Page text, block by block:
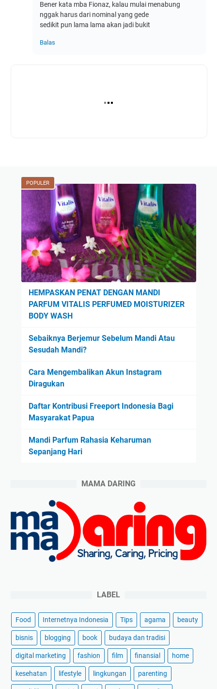
Bener kata mba Fionaz, kalau mulai menabung
nggak harus dari nominal yang gede
sedikit pun lama lama akan jadi bukit
Balas
POPULER
HEMPASKAN PENAT DENGAN MANDI
PARFUM VITALIS PERFUMED MOISTURIZER
BODY WASH
Sebaiknya Berjemur Sebelum Mandi Atau
Sesudah Mandi?
Cara Mengembalikan Akun Instagram
Diragukan
Daftar Kontribusi Freeport Indonesia Bagi
Masyarakat Papua
Mandi Parfum Rahasia Keharuman
Sepanjang Hari
MAMA DARING
LABEL
Food Internetnya Indonesia Tips agama beauty
bisnis blogging book budaya dan tradisi
digital marketing fashion film finansial home
kesehatan lifestyle lingkungan parenting